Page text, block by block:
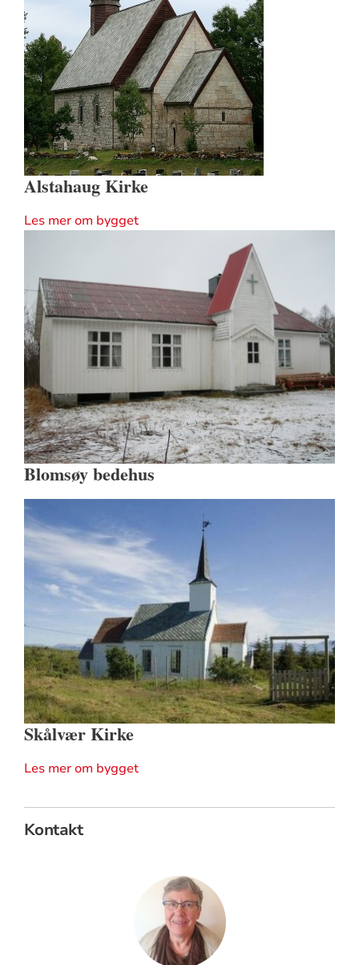
Alstahaug Kirke
Les mer om bygget
Blomsøy bedehus
Skålvær Kirke
Les mer om bygget
Kontakt